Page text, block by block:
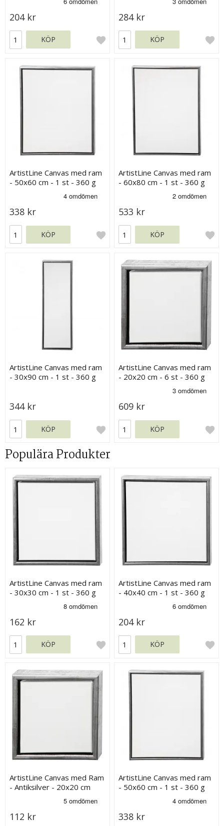
204 kr
KÖP
284 kr
KÖP
ArtistLine Canvas med ram
- 50x60 cm - 1 st - 360 g
338 kr
KÖP
ArtistLine Canvas med ram
- 60x80 cm - 1 st - 360 g
533 kr
KÖP
ArtistLine Canvas med ram
- 30x90 cm - 1 st - 360 g
344 kr
KÖP
ArtistLine Canvas med ram
- 20x20 cm - 6 st - 360 g
609 kr
KÖP
Populära Produkter
ArtistLine Canvas med ram
- 30x30 cm - 1 st - 360 g
162 kr
KÖP
ArtistLine Canvas med ram
- 40x40 cm - 1 st - 360 g
204 kr
KÖP
ArtistLine Canvas med Ram
- Antiksilver - 20x20 cm
112 kr
ArtistLine Canvas med ram
- 50x60 cm - 1 st - 360 g
338 kr